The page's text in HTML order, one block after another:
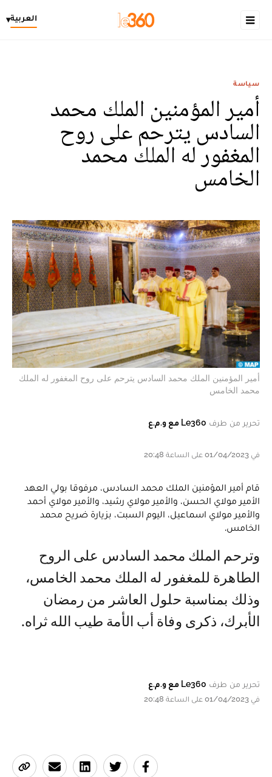
العربية▾
سياسة
أمير المؤمنين الملك محمد
السادس يترحم على روح
المغفور له الملك محمد
الخامس
أمير المؤمنين الملك محمد السادس يترحم على روح المغفور له الملك
محمد الخامس
تحرير من طرف Le360 مع و.م.ع
في 01/04/2023 على الساعة 20:48
قام أمير المؤمنين الملك محمد السادس، مرفوقا بولي العهد
الأمير مولاي الحسن، والأمير مولاي رشيد، والأمير مولاي أحمد
والأمير مولاي اسماعيل، اليوم السبت، بزيارة ضريح محمد
الخامس.
وترحم الملك محمد السادس على الروح
الطاهرة للمغفور له الملك محمد الخامس،
وذلك بمناسبة حلول العاشر من رمضان
الأبرك، ذكرى وفاة أب الأمة طيب الله ثراه.
تحرير من طرف Le360 مع و.م.ع
في 01/04/2023 على الساعة 20:48